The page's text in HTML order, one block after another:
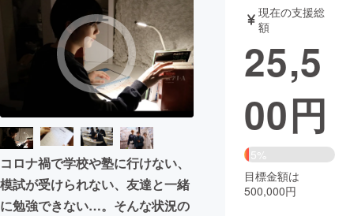
アート・写真 音楽
テクノロジー・ガジェット ゲーム・
映像・映画 書籍・雑誌
ビジネス・起業 チャレンジ
まちづくり・地域活性化
コロナ禍で学校や塾に行けない、
模試が受けられない、友達と一緒
に勉強できない…。そんな状況の
現在の支援総
額
25,5
00円
5%
目標金額は
500,000円